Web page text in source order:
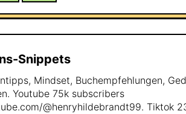
Snippets
Mindset, Buchempfehlungen,
Youtube 75k subscribers
@henryhildebrandt99. Tiktok